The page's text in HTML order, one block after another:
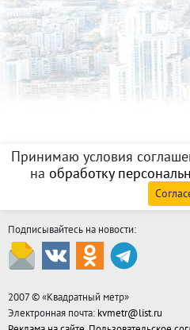
Принимаю условия
на обработку
Подписывайтесь на новости:
2007 © «Квадратный метр»
Электронная почта: kvmetr@list.ru